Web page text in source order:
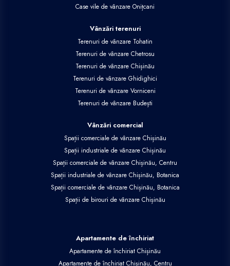
Case vile de vânzare Onițcani
Vânzări terenuri
Terenuri de vânzare Tohatin
Terenuri de vânzare Chetrosu
Terenuri de vânzare Chișinău
Terenuri de vânzare Ghidighici
Terenuri de vânzare Vorniceni
Terenuri de vânzare Budești
Vânzări comercial
Spații comerciale de vânzare Chișinău
Spații industriale de vânzare Chișinău
Spații comerciale de vânzare Chișinău, Centru
Spații industriale de vânzare Chișinău, Botanica
Spații comerciale de vânzare Chișinău, Botanica
Spații de birouri de vânzare Chișinău
Apartamente de închiriat
Apartamente de închiriat Chișinău
Apartamente de închiriat Chișinău, Centru